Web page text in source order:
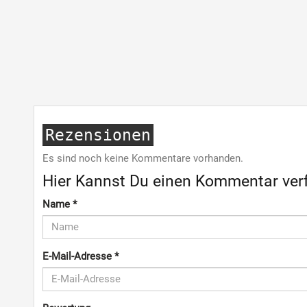
Rezensionen
Es sind noch keine Kommentare vorhanden.
Hier Kannst Du einen Kommentar
Name *
E-Mail-Adresse *